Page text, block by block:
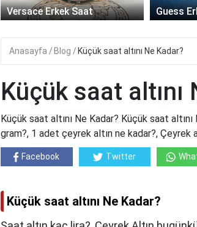
Versace Erkek Saat Guess
Anasayfa Blog Küçük saat altını Ne Kadar?
Küçük saat altını
Küçük saat altını Ne Kadar? Küçük saat
gram?, 1 adet çeyrek altın ne kadar?, Çeyrek
Facebook Twitter
Küçük saat altını Ne Kadar?